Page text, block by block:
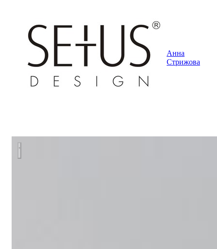
Анна
Стрижова
Квартира в ЖК Freedom